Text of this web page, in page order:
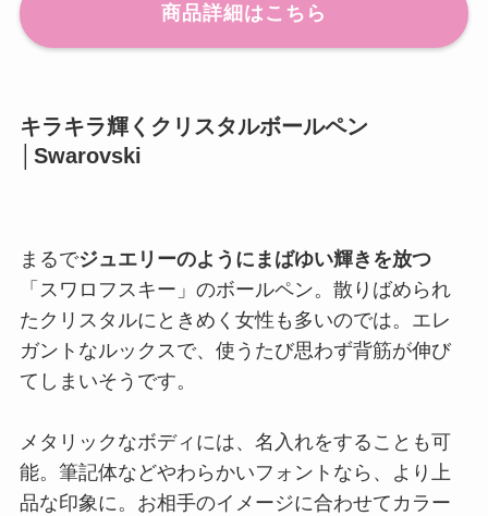
商品詳細はこちら
キラキラ輝くクリスタルボールペン
│Swarovski
まるでジュエリーのようにまばゆい輝きを放つ
「スワロフスキー」のボールペン。散りばめられ
たクリスタルにときめく女性も多いのでは。エレ
ガントなルックスで、使うたび思わず背筋が伸び
てしまいそうです。
メタリックなボディには、名入れをすることも可
能。筆記体などやわらかいフォントなら、より上
品な印象に。お相手のイメージに合わせてカラー